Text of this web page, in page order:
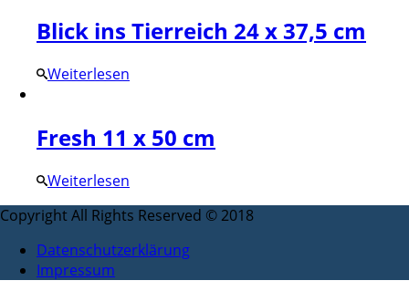
Blick ins Tierreich 24 x 37,5 cm
Weiterlesen
Fresh 11 x 50 cm
Weiterlesen
Copyright All Rights Reserved © 2018
Datenschutzerklärung
Impressum